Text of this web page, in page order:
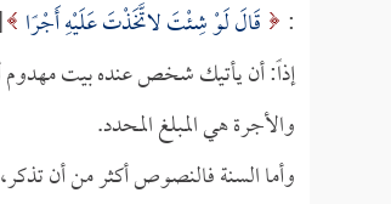
:
قَالَ لَوْ شِئْتَ لاتَّخَذْتَ عَلَيْهِ أَجْرًا
إذاً: أن يأتيك شخص عنده بيت مهدوم أو
والأجرة هي المبلغ المحدد.
وأما السنة فالنصوص أكثر من أن